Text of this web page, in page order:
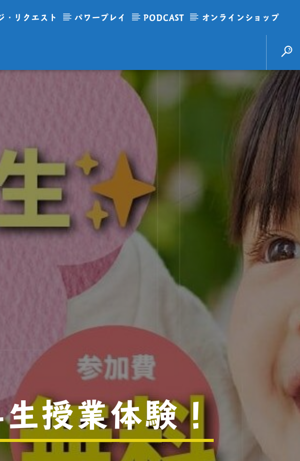
・リクエスト パワープレイ PODCAST オンラインショップ
授業体験！